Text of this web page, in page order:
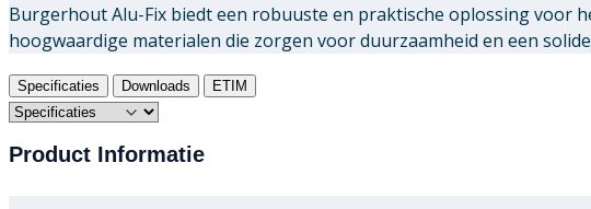
Burgerhout Alu-Fix biedt een robuuste en praktische oplossing voor
hoogwaardige materialen die zorgen voor duurzaamheid en een
Specificaties Downloads ETIM
Product Informatie